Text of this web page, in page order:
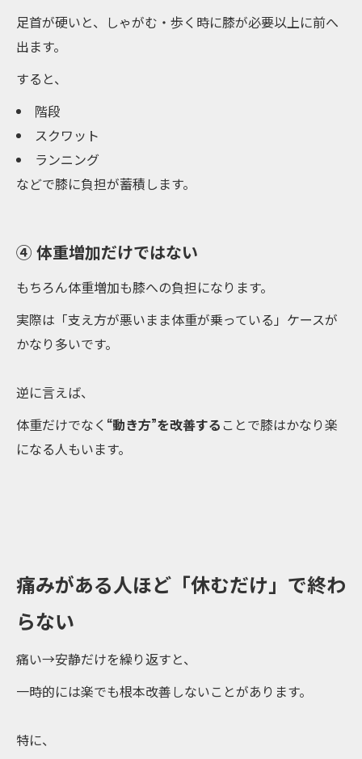
足首が硬いと、しゃがむ・歩く時に膝が必要以上に前へ
出ます。
すると、
階段
スクワット
ランニング
などで膝に負担が蓄積します。
④ 体重増加だけではない
もちろん体重増加も膝への負担になります。
実際は「支え方が悪いまま体重が乗っている」ケースが
かなり多いです。
逆に言えば、
体重だけでなく “動き方”を改善する ことで膝はかなり楽
になる人もいます。
痛みがある人ほど「休むだけ」で終わ
らない
痛い→安静だけを繰り返すと、
一時的には楽でも根本改善しないことがあります。
特に、